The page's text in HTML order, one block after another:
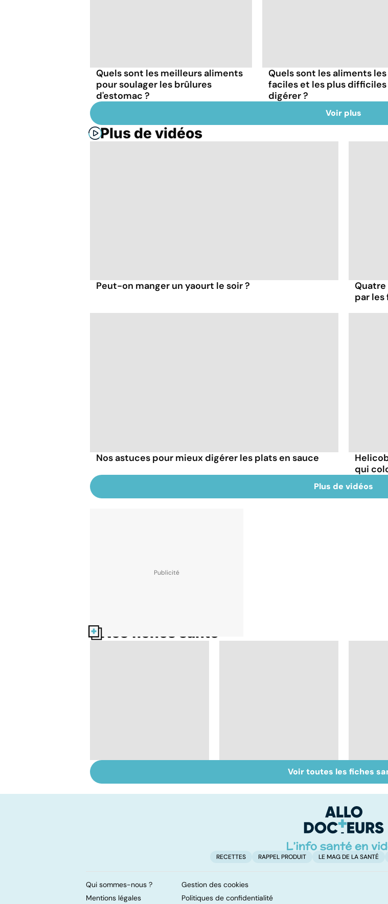
Quels sont les meilleurs aliments
pour soulager les brûlures
d'estomac ?
Quels sont les aliments
faciles et les plus difficiles
digérer ?
Voir plus
Plus de vidéos
Peut-on manger un yaourt le soir ?
par
Nos astuces pour mieux digérer les plats en sauce
qui
Plus de vidéos
Nos fiches santé
excréments
Acidité, brûlures,
crampes... quand
La
Voir toutes les fiches
RECETTES RAPPEL PRODUIT LE MAG DE LA SANTÉ
Qui sommes-nous ?
Gestion des cookies
Mentions légales
Politiques de confidentialité